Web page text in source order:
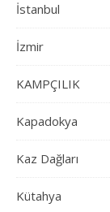
İstanbul
İzmir
KAMPÇILIK
Kapadokya
Kaz Dağları
Kütahya